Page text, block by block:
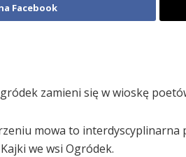
Facebook
zamieni się w wioskę
mowa to
we wsi Ogródek.